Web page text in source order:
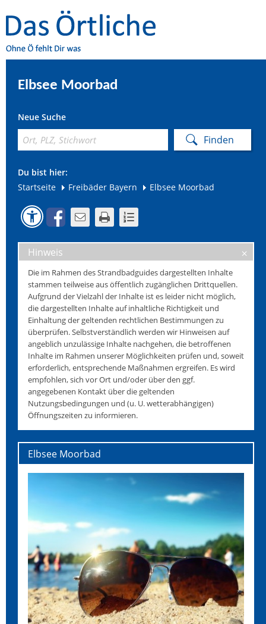
Elbsee Moorbad
Neue Suche
Du bist hier:
Startseite
Freibäder Bayern Elbsee Moorbad
Hinweis
Die im Rahmen des Strandbadguides dargestellten Inhalte
stammen teilweise aus öffentlich zugänglichen Drittquellen.
Aufgrund der Vielzahl der Inhalte ist es leider nicht möglich,
die dargestellten Inhalte auf inhaltliche Richtigkeit und
Einhaltung der geltenden rechtlichen Bestimmungen zu
überprüfen. Selbstverständlich werden wir Hinweisen auf
angeblich unzulässige Inhalte nachgehen, die betroffenen
Inhalte im Rahmen unserer Möglichkeiten prüfen und, soweit
erforderlich, entsprechende Maßnahmen ergreifen. Es wird
empfohlen, sich vor Ort und/oder über den ggf.
angegebenen Kontakt über die geltenden
Nutzungsbedingungen und (u. U. wetterabhängigen)
Öffnungszeiten zu informieren.
Elbsee Moorbad